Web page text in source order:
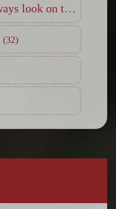
Monty Python - Always look on the bright Side of Life